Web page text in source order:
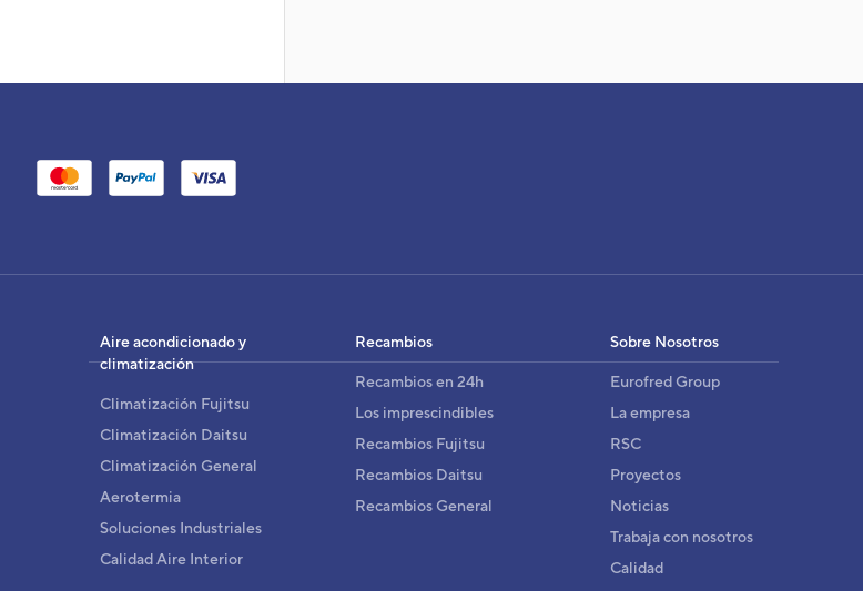
Aire acondicionado y
climatización
Climatización Fujitsu
Climatización Daitsu
Climatización General
Aerotermia
Soluciones Industriales
Calidad Aire Interior
Recambios
Recambios en 24h
Los imprescindibles
Recambios Fujitsu
Recambios Daitsu
Recambios General
Sobre Nosotros
Eurofred Group
La empresa
RSC
Proyectos
Noticias
Trabaja con nosotros
Calidad